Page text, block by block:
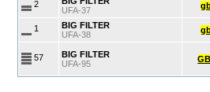
2
UFA-37
1
BIG FILTER
UFA-38
57
BIG FILTER
UFA-95